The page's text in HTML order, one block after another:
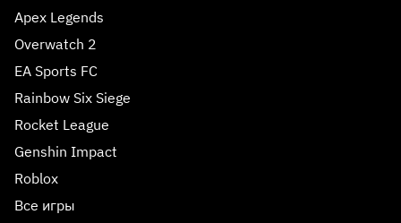
Apex Legends
Overwatch 2
EA Sports FC
Rainbow Six Siege
Rocket League
Genshin Impact
Roblox
Все игры